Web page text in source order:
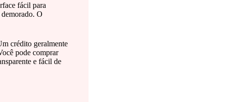
fácil para
O
crédito geralmente
pode comprar
e fácil de